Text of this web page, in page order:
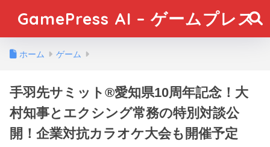
GamePress AI – ゲームプレス
ホーム ゲーム
手羽先サミット®愛知県10周年記念！大
村知事とエクシング常務の特別対談公
開！企業対抗カラオケ大会も開催予定